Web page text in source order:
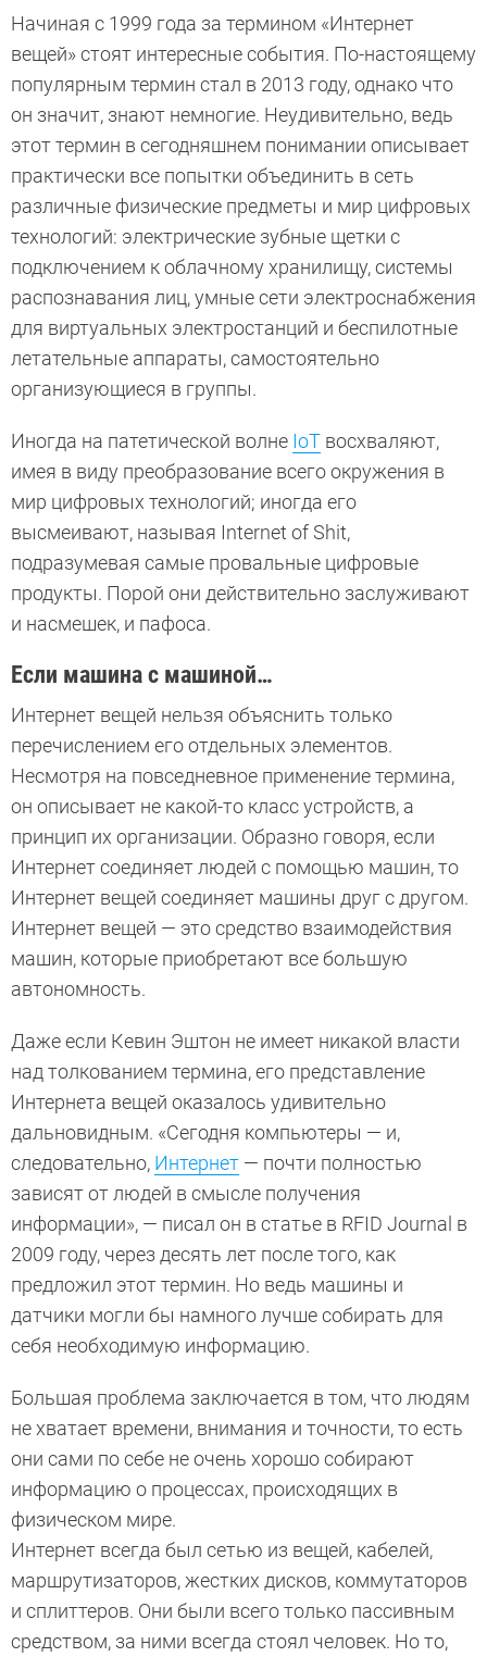
Начиная с 1999 года за термином «Интернет
вещей» стоят интересные события. По-настоящему
популярным термин стал в 2013 году, однако что
он значит, знают немногие. Неудивительно, ведь
этот термин в сегодняшнем понимании описывает
практически все попытки объединить в сеть
различные физические предметы и мир цифровых
технологий: электрические зубные щетки с
подключением к облачному хранилищу, системы
распознавания лиц, умные сети электроснабжения
для виртуальных электростанций и беспилотные
летательные аппараты, самостоятельно
организующиеся в группы.
Иногда на патетической волне IoT восхваляют,
имея в виду преобразование всего окружения в
мир цифровых технологий; иногда его
высмеивают, называя Internet of Shit,
подразумевая самые провальные цифровые
продукты. Порой они действительно заслуживают
и насмешек, и пафоса.
Если машина с машиной…
Интернет вещей нельзя объяснить только
перечислением его отдельных элементов.
Несмотря на повседневное применение термина,
он описывает не какой-то класс устройств, а
принцип их организации. Образно говоря, если
Интернет соединяет людей с помощью машин, то
Интернет вещей соединяет машины друг с другом.
Интернет вещей — это средство взаимодействия
машин, которые приобретают все большую
автономность.
Даже если Кевин Эштон не имеет никакой власти
над толкованием термина, его представление
Интернета вещей оказалось удивительно
дальновидным. «Сегодня компьютеры — и,
следовательно, Интернет — почти полностью
зависят от людей в смысле получения
информации», — писал он в статье в RFID Journal в
2009 году, через десять лет после того, как
предложил этот термин. Но ведь машины и
датчики могли бы намного лучше собирать для
себя необходимую информацию.
Большая проблема заключается в том, что людям
не хватает времени, внимания и точности, то есть
они сами по себе не очень хорошо собирают
информацию о процессах, происходящих в
физическом мире.
Интернет всегда был сетью из вещей, кабелей,
маршрутизаторов, жестких дисков, коммутаторов
и сплиттеров. Они были всего только пассивным
средством, за ними всегда стоял человек. Но то,